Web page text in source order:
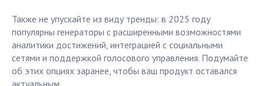
Также не упускайте из виду тренды: в 2025 году
популярны генераторы с расширенными возможностями
аналитики достижений, интеграцией с социальными
сетями и поддержкой голосового управления. Подумайте
об этих опциях заранее, чтобы ваш продукт оставался